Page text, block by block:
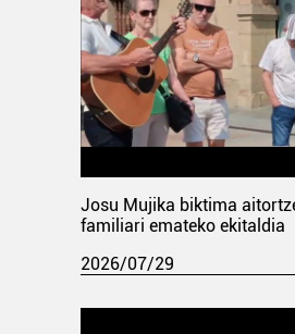
Josu Mujika biktima
familiari emateko ekitaldia
2026/07/29